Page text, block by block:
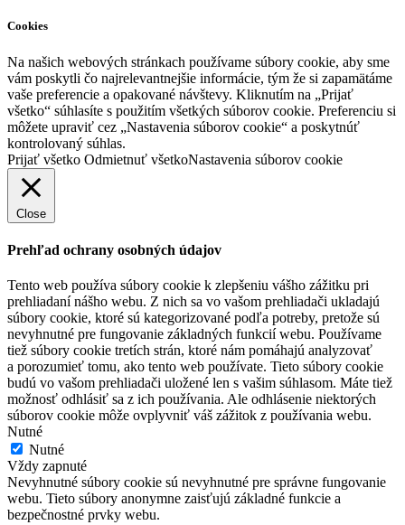
Cookies
Na našich webových stránkach používame súbory cookie, aby sme
vám poskytli čo najrelevantnejšie informácie, tým že si zapamätáme
vaše preferencie a opakované návštevy. Kliknutím na „Prijať
všetko“ súhlasíte s použitím všetkých súborov cookie. Preferenciu si
môžete upraviť cez „Nastavenia súborov cookie“ a poskytnúť
kontrolovaný súhlas.
Prijať všetko Odmietnuť všetkoNastavenia súborov cookie
Close
Prehľad ochrany osobných údajov
Tento web používa súbory cookie k zlepšeniu vášho zážitku pri
prehliadaní nášho webu. Z nich sa vo vašom prehliadači ukladajú
súbory cookie, ktoré sú kategorizované podľa potreby, pretože sú
nevyhnutné pre fungovanie základných funkcií webu. Používame
tiež súbory cookie tretích strán, ktoré nám pomáhajú analyzovať
a porozumieť tomu, ako tento web používate. Tieto súbory cookie
budú vo vašom prehliadači uložené len s vašim súhlasom. Máte tiež
možnosť odhlásiť sa z ich používania. Ale odhlásenie niektorých
súborov cookie môže ovplyvniť váš zážitok z používania webu.
Nutné
Nutné
Vždy zapnuté
Nevyhnutné súbory cookie sú nevyhnutné pre správne fungovanie
webu. Tieto súbory anonymne zaisťujú základné funkcie a
bezpečnostné prvky webu.